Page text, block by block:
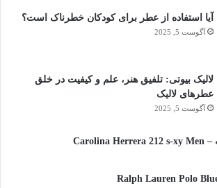
آیا استفاده از عطر برای کودکان خطرناک است؟
آگوست 5, 2025
لالیک بیوتی: تلفیق هنر، علم و کیفیت در خلق
عطرهای لالیک
آگوست 5, 2025